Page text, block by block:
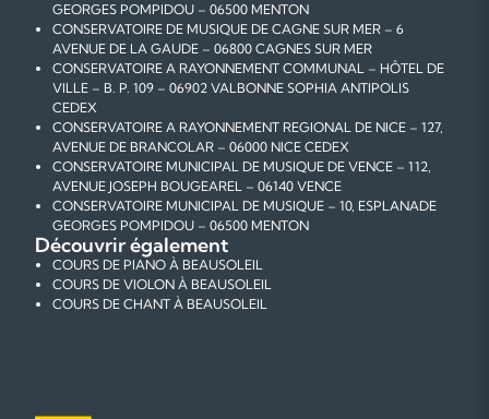
GEORGES POMPIDOU – 06500 MENTON
CONSERVATOIRE DE MUSIQUE DE CAGNE SUR MER – 6
AVENUE DE LA GAUDE – 06800 CAGNES SUR MER
CONSERVATOIRE A RAYONNEMENT COMMUNAL – HÔTEL DE
VILLE – B. P. 109 – 06902 VALBONNE SOPHIA ANTIPOLIS
CEDEX
CONSERVATOIRE A RAYONNEMENT REGIONAL DE NICE – 127,
AVENUE DE BRANCOLAR – 06000 NICE CEDEX
CONSERVATOIRE MUNICIPAL DE MUSIQUE DE VENCE – 112,
AVENUE JOSEPH BOUGEAREL – 06140 VENCE
CONSERVATOIRE MUNICIPAL DE MUSIQUE – 10, ESPLANADE
GEORGES POMPIDOU – 06500 MENTON
Découvrir également
COURS DE PIANO À BEAUSOLEIL
COURS DE VIOLON À BEAUSOLEIL
COURS DE CHANT À BEAUSOLEIL